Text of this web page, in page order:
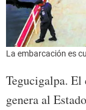
La embarcación es
Tegucigalpa.
genera al